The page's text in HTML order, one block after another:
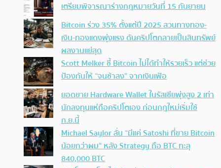
เตรียมพิจารณาร่างกฎหมายวันที่ 15 กันยายน
Bitcoin ร่วง 35% ตั้งแต่ปี 2025 สวนทางทอง-
เงิน-ทองแดงพุ่งแรง ดันคริปโตกลายเป็นสินทรัพย์
ผลงานแย่สุด
Scott Melker ชี้ Bitcoin ไม่ได้ทำให้รวยเร็ว แต่ช่วย
ป้องกันให้ “จนช้าลง” จากเงินเฟ้อ
ยอดขาย Hardware Wallet ในรัสเซียพุ่งสูง 2 เท่า
นักลงทุนแห่ถือคริปโตเอง ก่อนกฎใหม่เริ่มใช้
ก.ย.นี้
Michael Saylor ลั่น “มีแค่ Satoshi ที่ขาย Bitcoin
น้อยกว่าผม” หลัง Strategy ถือ BTC ทะลุ
840,000 BTC